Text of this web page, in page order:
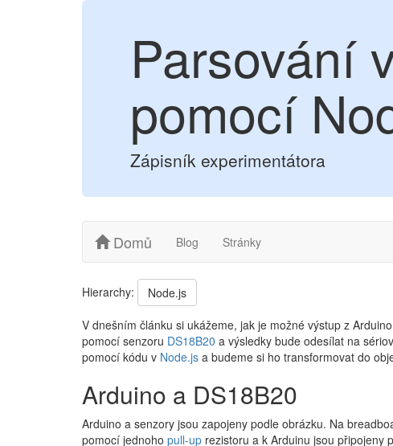
Parsování
pomocí
Zápisník experimentátora
Domů Blog Stránky
Hierarchy:
Node.js
V dnešním článku si ukážeme, jak je možné výstup z
pomocí senzoru DS18B20 a výsledky bude odesílat na
pomocí kódu v Node.js a budeme si ho transformovat do
Arduino a DS18B20
Arduino a senzory jsou zapojeny podle obrázku. Na
pomocí jednoho pull-up rezistoru a k Arduinu jsou připojeny